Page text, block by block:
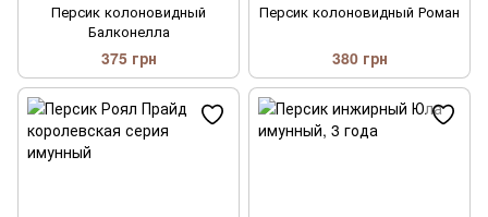
Персик колоновидный
Балконелла
375 грн
Персик колоновидный Роман
380 грн